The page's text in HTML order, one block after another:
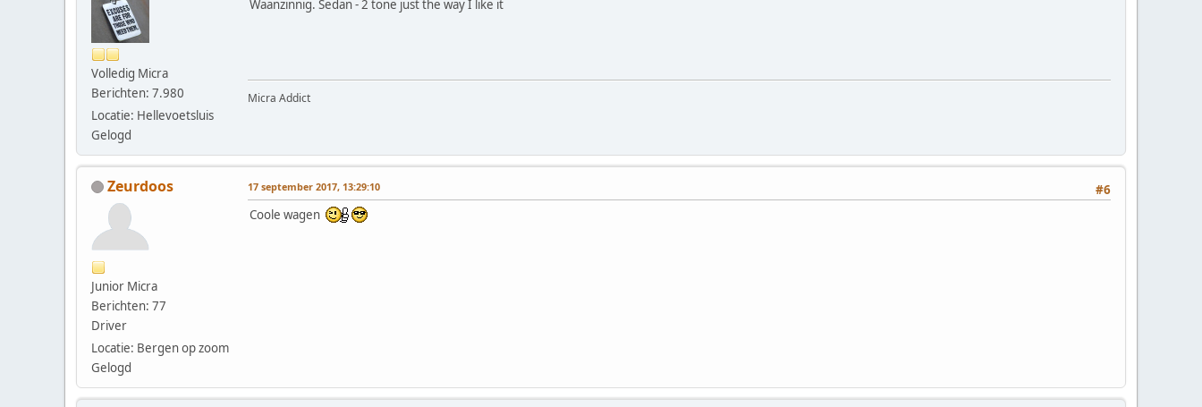
Volledig Micra
Berichten: 7.980
Locatie: Hellevoetsluis
Gelogd
Waanzinnig. Sedan - 2 tone just the way I like it
Micra Addict
Zeurdoos
Junior Micra
Berichten: 77
Driver
Locatie: Bergen op zoom
Gelogd
#6
17 september 2017, 13:29:10
Coole wagen